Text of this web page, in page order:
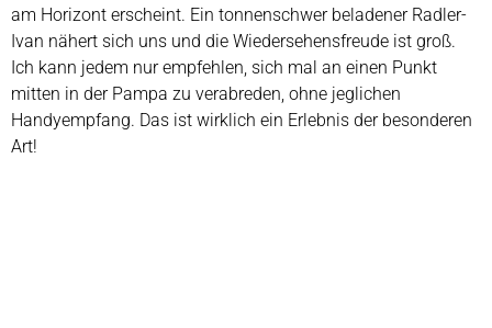
am Horizont erscheint. Ein tonnenschwer beladener Radler-
Ivan nähert sich uns und die Wiedersehensfreude ist groß.
Ich kann jedem nur empfehlen, sich mal an einen Punkt
mitten in der Pampa zu verabreden, ohne jeglichen
Handyempfang. Das ist wirklich ein Erlebnis der besonderen
Art!